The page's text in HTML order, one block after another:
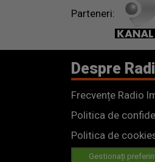
Parteneri:
Despre
Frecvențe Radio
Politica de
Politica de
Gestionați